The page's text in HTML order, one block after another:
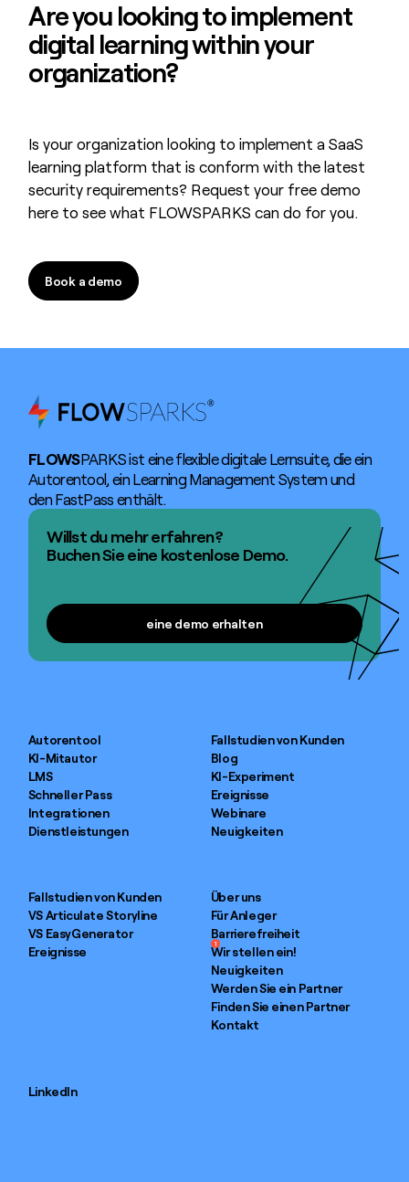
Are you looking toimplement
digital learningwithin your
organization?
Is your organization looking to implement a SaaS
learning platform that is conform with the latest
security requirements? Request your free demo
here to see what FLOWSPARKS can do for you.
Book a demo
Book a demo
FLOWSPARKS ist eine flexible digitale Lernsuite, die ein
Autorentool, ein Learning Management System und
den FastPass enthält.
Willst du mehr erfahren?
Buchen Sie eine kostenlose Demo.
eine demo erhalteneine demo erhalten
Autorentool
KI-Mitautor
LMS
Schneller Pass
Integrationen
Dienstleistungen
Fallstudien von Kunden
Blog
KI-Experiment
Ereignisse
Webinare
Neuigkeiten
Fallstudien von Kunden
VS Articulate Storyline
VS EasyGenerator
Ereignisse
Über uns
Für Anleger
Barrierefreiheit
Wir stellen ein!
1
Neuigkeiten
Werden Sie ein Partner
Finden Sie einen Partner
Kontakt
LinkedIn